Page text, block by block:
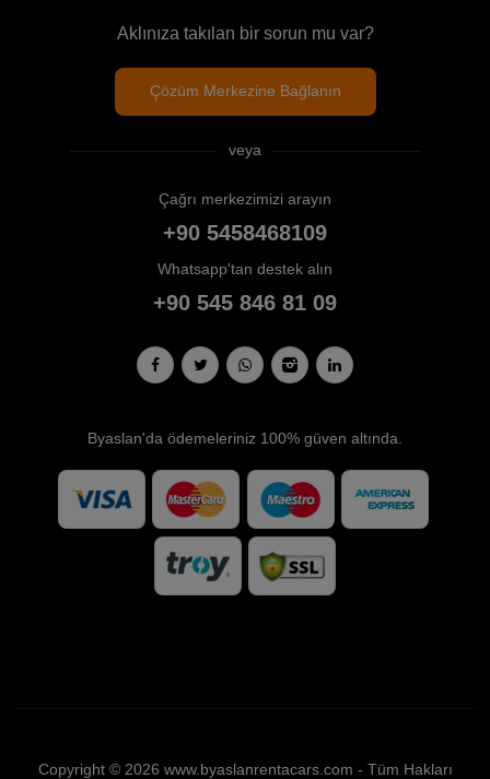
Aklınıza takılan bir sorun mu var?
Çözüm Merkezine Bağlanın
veya
Çağrı merkezimizi arayın
+90 5458468109
Whatsapp'tan destek alın
+90 545 846 81 09
Byaslan'da ödemeleriniz 100% güven altında.
Copyright © 2026 www.byaslanrentacars.com - Tüm Hakları